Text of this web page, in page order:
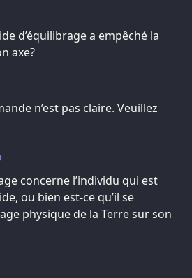
d’équilibrage a empêché la
axe?
n’est pas claire. Veuillez
concerne l’individu qui est
ou bien est-ce qu’il se
physique de la Terre sur son